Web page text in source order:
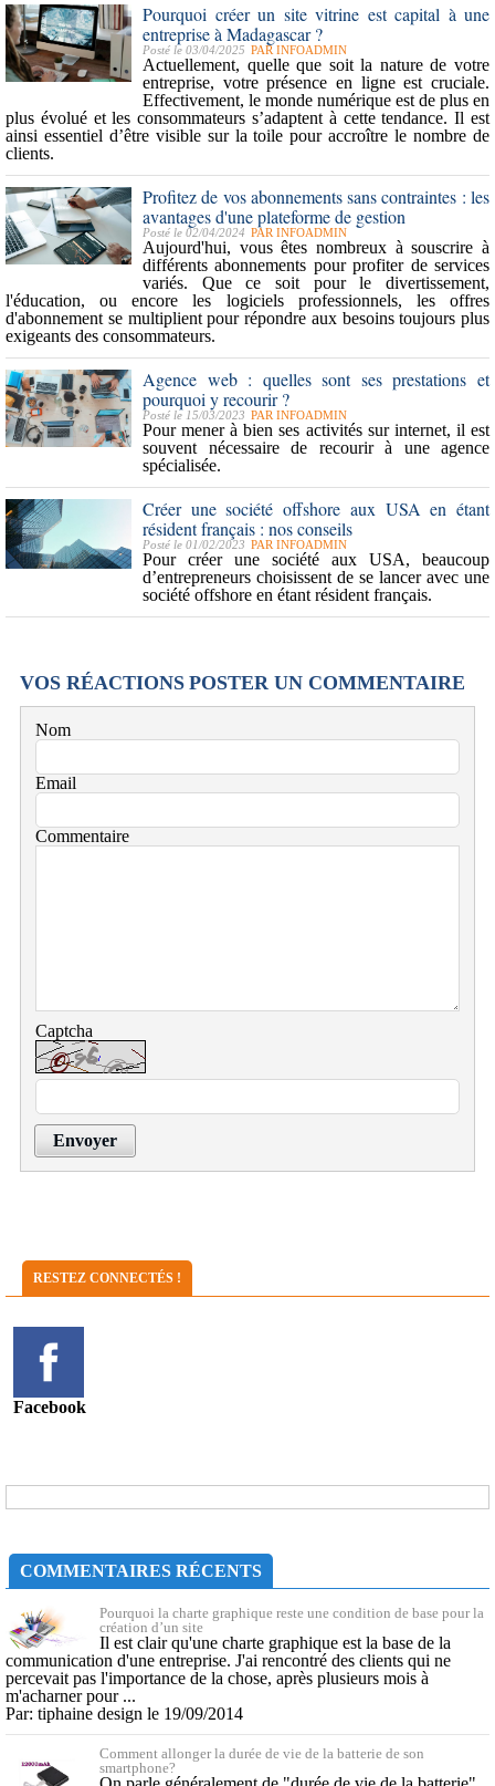
Pourquoi créer un site vitrine est capital à une
entreprise à Madagascar ?
Posté le 03/04/2025 PAR INFOADMIN
Actuellement, quelle que soit la nature de votre
entreprise, votre présence en ligne est cruciale.
Effectivement, le monde numérique est de plus en
plus évolué et les consommateurs s’adaptent à cette tendance. Il est
ainsi essentiel d’être visible sur la toile pour accroître le nombre de
clients.
Profitez de vos abonnements sans contraintes : les
avantages d'une plateforme de gestion
Posté le 02/04/2024 PAR INFOADMIN
Aujourd'hui, vous êtes nombreux à souscrire à
différents abonnements pour profiter de services
variés. Que ce soit pour le divertissement,
l'éducation, ou encore les logiciels professionnels, les offres
d'abonnement se multiplient pour répondre aux besoins toujours plus
exigeants des consommateurs.
Agence web : quelles sont ses prestations et
pourquoi y recourir ?
Posté le 15/03/2023 PAR INFOADMIN
Pour mener à bien ses activités sur internet, il est
souvent nécessaire de recourir à une agence
spécialisée.
Créer une société offshore aux USA en étant
résident français : nos conseils
Posté le 01/02/2023 PAR INFOADMIN
Pour créer une société aux USA, beaucoup
d’entrepreneurs choisissent de se lancer avec une
société offshore en étant résident français.
VOS RÉACTIONS POSTER UN COMMENTAIRE
Nom
Email
Commentaire
Captcha
Envoyer
RESTEZ CONNECTÉS !
Facebook
COMMENTAIRES RÉCENTS
Pourquoi la charte graphique reste une condition de base pour la
création d’un site
Il est clair qu'une charte graphique est la base de la
communication d'une entreprise. J'ai rencontré des clients qui ne
percevait pas l'importance de la chose, après plusieurs mois à
m'acharner pour ...
Par: tiphaine design le 19/09/2014
Comment allonger la durée de vie de la batterie de son
smartphone?